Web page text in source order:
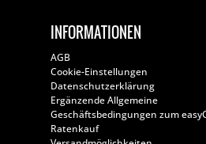
INFORMATIONEN
AGB
Cookie-Einstellungen
Datenschutzerklärung
Ergänzende Allgemeine
Geschäftsbedingungen zum
Ratenkauf